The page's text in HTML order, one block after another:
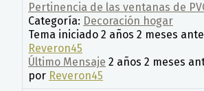
Pertinencia de las ventanas de
Categoría: Decoración hogar
Tema iniciado 2 años 2 meses
Reveron45
Último Mensaje 2 años 2 meses
por Reveron45